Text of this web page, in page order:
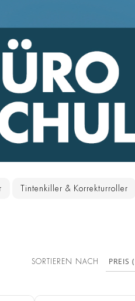
Tintenkiller & Korrekturroller
SORTIEREN NACH